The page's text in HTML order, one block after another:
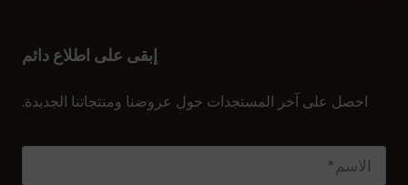
إبقى على اطلاع دائم
احصل على آخر المستجدات حول عروضنا ومنتجاتنا الجديدة.